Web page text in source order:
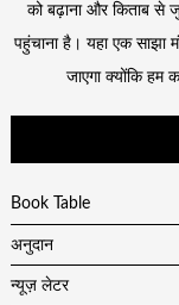
को बढ़ाना और किताब से
पहुंचाना है। यहा एक साझा
जाएगा क्योंकि हम
Book Table
अनुदान
न्यूज़ लेटर